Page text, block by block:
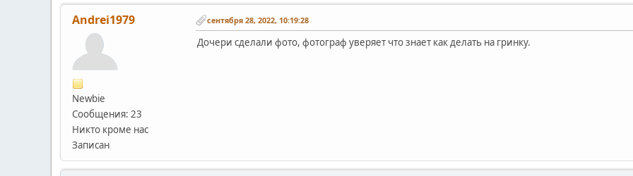
Andrei1979
Newbie
Сообщения: 23
Никто кроме нас
Записан
сентября 28, 2022, 10:19:28
Дочери сделали фото, фотограф уверяет что знает как делать на гринку.